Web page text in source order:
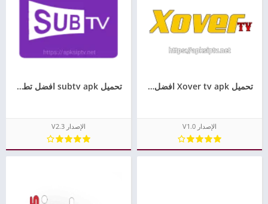
تحميل Xover tv apk افضل تطبيق لمشاهدة القنوات مجانا للاندرويد
الإصدار V1.0
تحميل subtv apk افضل تطبيق لمشاهدة القنوات مجانا للاندرويد
الإصدار V2.3